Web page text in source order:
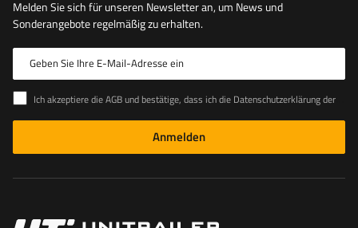
Melden Sie sich für unseren Newsletter an, um News und
Sonderangebote regelmäßig zu erhalten.
Geben Sie Ihre E-Mail-Adresse ein
Ich akzeptiere die AGB und bestätige, dass ich die Datenschutzerklärung der Website zur Kenntnis genommen habe
Anmelden